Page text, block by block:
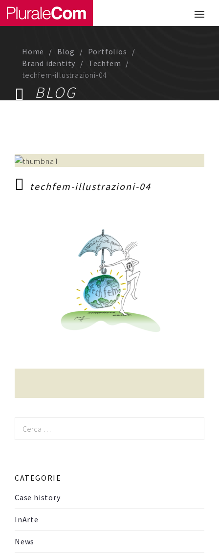
Portfolio
Comunicazione
Chi siamo
Lavora con noi
Home Blog
Portfolios
Brand identity
Techfem
techfem-illustrazioni-04
BLOG
techfem-illustrazioni-04
per:
CATEGORIE
Case history
InArte
News